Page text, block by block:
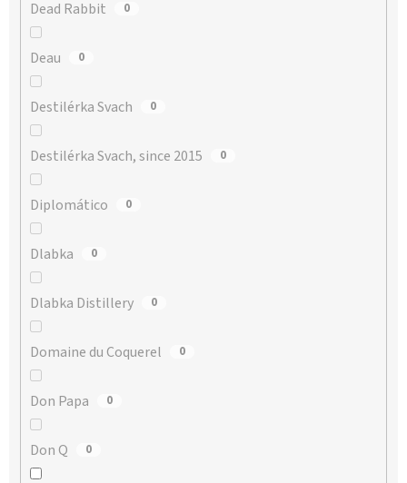
Dead Rabbit 0
Deau 0
Destilérka Svach 0
Destilérka Svach, since 2015 0
Diplomático 0
Dlabka 0
Dlabka Distillery 0
Domaine du Coquerel 0
Don Papa 0
Don Q 0